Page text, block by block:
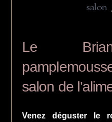
salon
Le
salon de
Venez déguster le